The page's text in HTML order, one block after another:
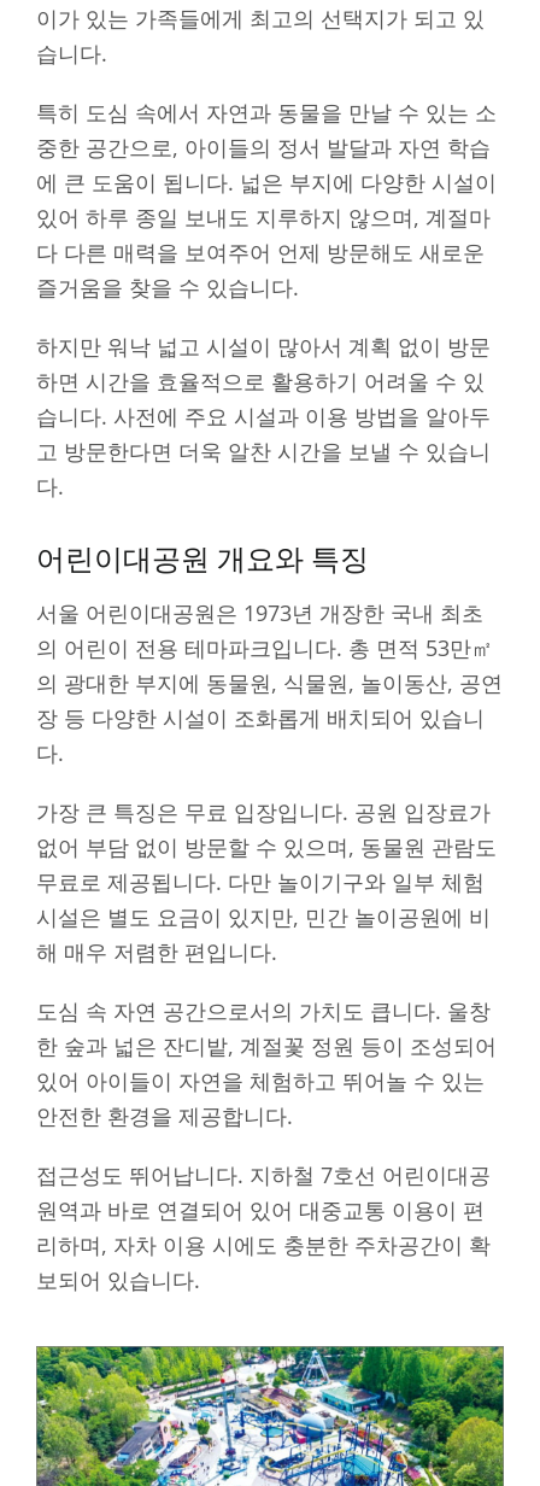
이가 있는 가족들에게 최고의 선택지가 되고 있
습니다.
특히 도심 속에서 자연과 동물을 만날 수 있는 소
중한 공간으로, 아이들의 정서 발달과 자연 학습
에 큰 도움이 됩니다. 넓은 부지에 다양한 시설이
있어 하루 종일 보내도 지루하지 않으며, 계절마
다 다른 매력을 보여주어 언제 방문해도 새로운
즐거움을 찾을 수 있습니다.
하지만 워낙 넓고 시설이 많아서 계획 없이 방문
하면 시간을 효율적으로 활용하기 어려울 수 있
습니다. 사전에 주요 시설과 이용 방법을 알아두
고 방문한다면 더욱 알찬 시간을 보낼 수 있습니
다.
어린이대공원 개요와 특징
서울 어린이대공원은 1973년 개장한 국내 최초
의 어린이 전용 테마파크입니다. 총 면적 53만㎡
의 광대한 부지에 동물원, 식물원, 놀이동산, 공연
장 등 다양한 시설이 조화롭게 배치되어 있습니
다.
가장 큰 특징은 무료 입장입니다. 공원 입장료가
없어 부담 없이 방문할 수 있으며, 동물원 관람도
무료로 제공됩니다. 다만 놀이기구와 일부 체험
시설은 별도 요금이 있지만, 민간 놀이공원에 비
해 매우 저렴한 편입니다.
도심 속 자연 공간으로서의 가치도 큽니다. 울창
한 숲과 넓은 잔디밭, 계절꽃 정원 등이 조성되어
있어 아이들이 자연을 체험하고 뛰어놀 수 있는
안전한 환경을 제공합니다.
접근성도 뛰어납니다. 지하철 7호선 어린이대공
원역과 바로 연결되어 있어 대중교통 이용이 편
리하며, 자차 이용 시에도 충분한 주차공간이 확
보되어 있습니다.